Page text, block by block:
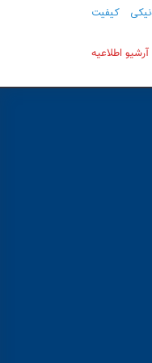
کیفیت
آرشیو اطلاعیه